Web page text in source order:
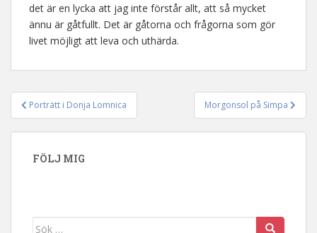
det är en lycka att jag inte förstår allt, att så mycket
ännu är gåtfullt. Det är gåtorna och frågorna som gör
livet möjligt att leva och uthärda.
Inläggsnavigering
Porträtt i Donja Lomnica Morgonsol på Simpa
FÖLJ MIG
Sök efter: